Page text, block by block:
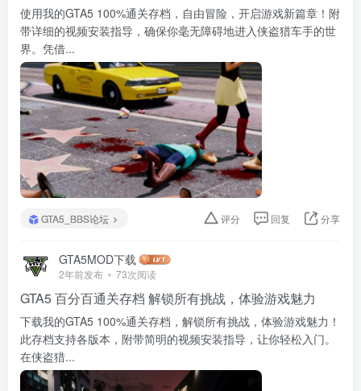
使用我的GTA5 100%通关存档，自由冒险，开启游戏新篇章！附
带详细的视频安装指导，确保你毫无障碍地进入侠盗猎车手的世
界。凭借...
GTA5_BBS论坛 评分 回复 分享
GTA5MOD下载
2年前发布 73次阅读
GTA5 百分百通关存档 解锁所有挑战，体验游戏魅力
下载我的GTA5 100%通关存档，解锁所有挑战，体验游戏魅力！
此存档支持各版本，附带简明的视频安装指导，让你轻松入门。
在侠盗猎...